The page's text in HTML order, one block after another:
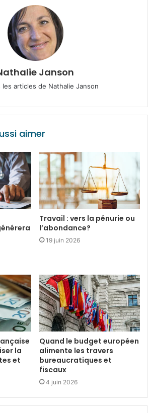
Janson
les articles de Nathalie Janson
aimer
Travail : vers la pénurie ou
l’abondance?
19 juin 2026
la
et
Quand le budget européen
alimente les travers
bureaucratiques et
fiscaux
4 juin 2026